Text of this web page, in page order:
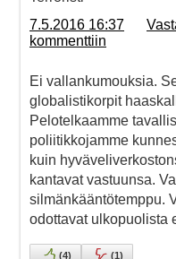
7.5.2016 16:37
kommenttiin
Ei vallankumouksia.
globalistikorpit
Pelotelkaamme
poliitikkojamme
kuin
kantavat vastuunsa.
silmänkääntötemppu.
odottavat ulkopuolista
(4) (1)